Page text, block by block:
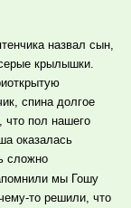
назвал сын,
крылышки.
спина долгое
что пол нашего
оказалась
сложно
мы Гошу
то решили, что